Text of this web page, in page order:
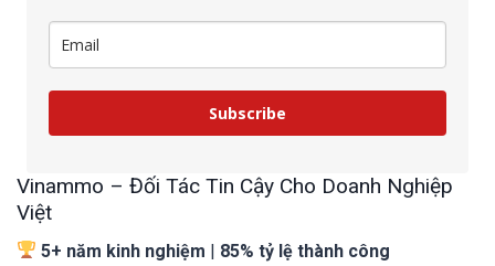
Subscribe
Vinammo – Đối Tác Tin Cậy Cho Doanh Nghiệp
Việt
5+ năm kinh nghiệm | 85% tỷ lệ thành công